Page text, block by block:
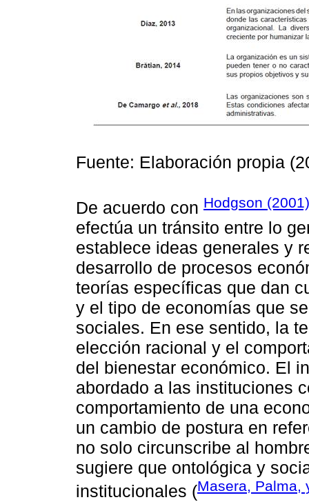
Fuente: Elaboración propia
De acuerdo con Hodgson (2001)
efectúa un tránsito entre lo
establece ideas generales y
desarrollo de procesos
teorías específicas que dan
y el tipo de economías que
sociales. En ese sentido, la
elección racional y el
del bienestar económico. El
abordado a las instituciones
comportamiento de una
un cambio de postura en
no solo circunscribe al
sugiere que ontológica y
institucionales (Masera, Palma,